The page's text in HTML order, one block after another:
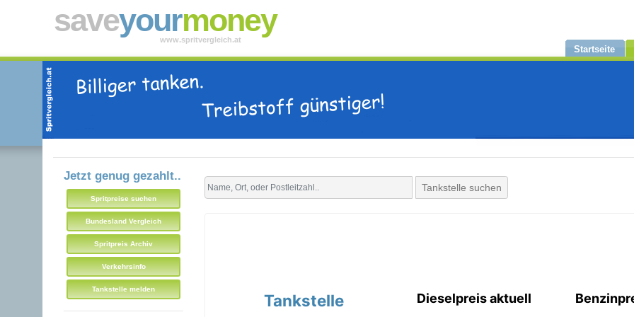
saveyourmoney
www.spritvergleich.at
Startseite
Jetzt genug gezahlt..
Spritpreise suchen
Bundesland Vergleich
Spritpreis Archiv
Verkehrsinfo
Tankstelle melden
Tankstelle suchen
Tankstelle
Dieselpreis aktuell